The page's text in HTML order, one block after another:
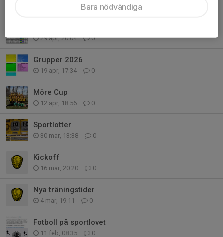
0
29 apr, 20:04 0
Grupper 2026
19 apr, 17:34 0
Möre Cup
12 apr, 18:56 0
Sportlotter
30 mar, 13:38 0
Kickoff
16 mar, 20:20 0
Nya träningstider
4 mar, 19:11 0
Fotboll på sportlovet
11 feb, 08:35 0
Bara nödvändiga